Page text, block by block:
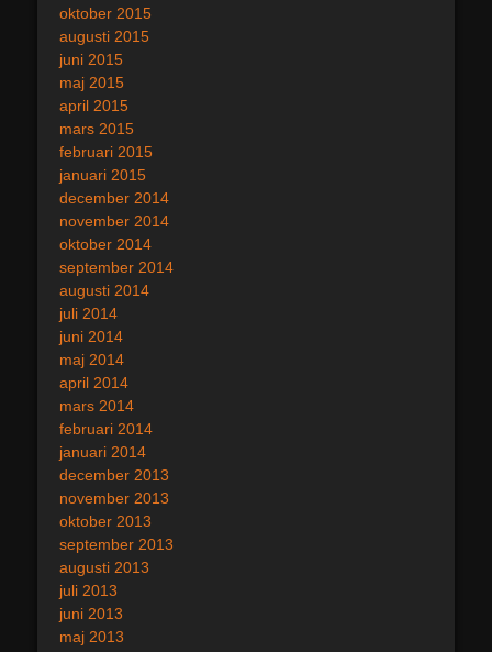
oktober 2015
augusti 2015
juni 2015
maj 2015
april 2015
mars 2015
februari 2015
januari 2015
december 2014
november 2014
oktober 2014
september 2014
augusti 2014
juli 2014
juni 2014
maj 2014
april 2014
mars 2014
februari 2014
januari 2014
december 2013
november 2013
oktober 2013
september 2013
augusti 2013
juli 2013
juni 2013
maj 2013